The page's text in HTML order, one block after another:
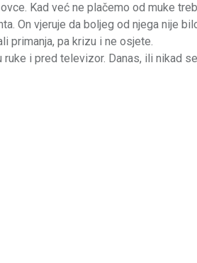
Kad već ne plačemo od muke
On vjeruje da boljeg od njega nije
primanja, pa krizu i ne osjete.
ruke i pred televizor. Danas, ili nikad